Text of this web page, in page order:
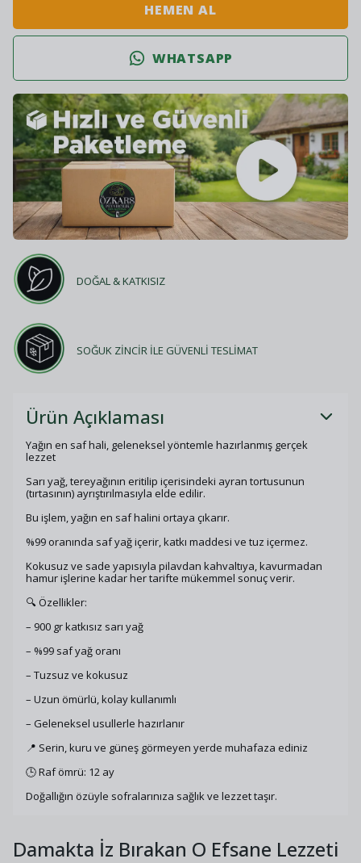
HEMEN AL
WHATSAPP
DOĞAL & KATKISIZ
SOĞUK ZİNCİR İLE GÜVENLİ TESLİMAT
Ürün Açıklaması
Yağın en saf hali, geleneksel yöntemle hazırlanmış gerçek
lezzet
Sarı yağ, tereyağının eritilip içerisindeki ayran tortusunun
(tırtasının) ayrıştırılmasıyla elde edilir.
Bu işlem, yağın en saf halini ortaya çıkarır.
%99 oranında saf yağ içerir, katkı maddesi ve tuz içermez.
Kokusuz ve sade yapısıyla pilavdan kahvaltıya, kavurmadan
hamur işlerine kadar her tarifte mükemmel sonuç verir.
🔍 Özellikler:
– 900 gr katkısız sarı yağ
– %99 saf yağ oranı
– Tuzsuz ve kokusuz
– Uzun ömürlü, kolay kullanımlı
– Geleneksel usullerle hazırlanır
📍 Serin, kuru ve güneş görmeyen yerde muhafaza ediniz
🕒 Raf ömrü: 12 ay
Doğallığın özüyle sofralarınıza sağlık ve lezzet taşır.
Damakta İz Bırakan O Efsane Lezzeti